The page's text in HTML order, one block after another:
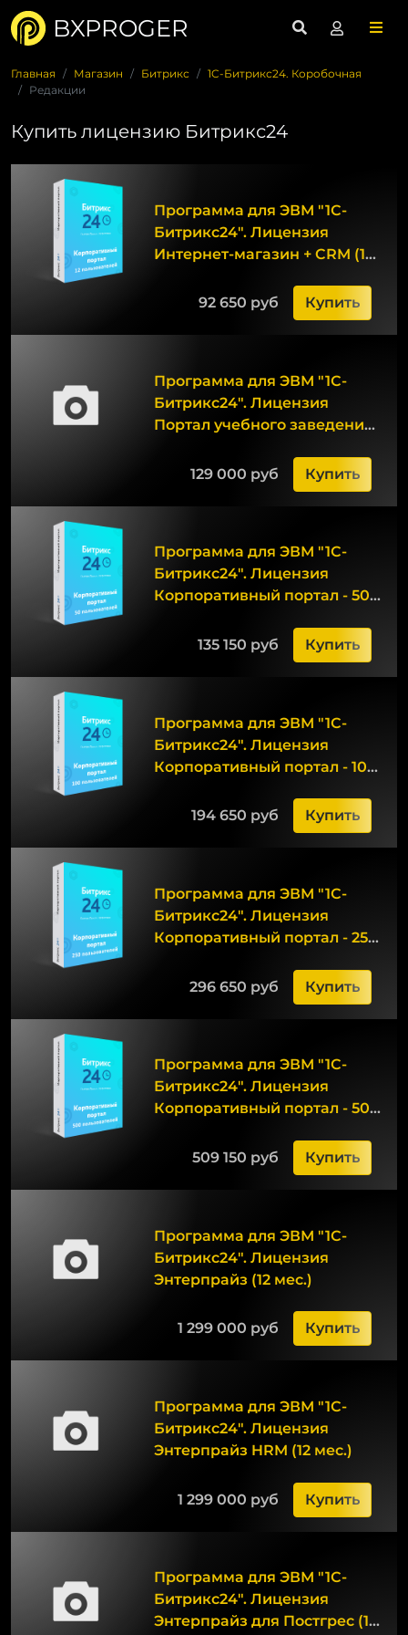
BXPROGER
Главная Магазин Битрикс
1C-Битрикс24. Коробочная
Редакции
Купить лицензию Битрикс24
Программа для ЭВМ "1С-
Битрикс24". Лицензия
Интернет-магазин + CRM (12
92 650 руб
Купить
Программа для ЭВМ "1С-
Битрикс24". Лицензия
Портал учебного заведения
129 000 руб
Купить
Программа для ЭВМ "1С-
Битрикс24". Лицензия
Корпоративный портал - 50
135 150 руб
Купить
Программа для ЭВМ "1С-
Битрикс24". Лицензия
Корпоративный портал - 100
194 650 руб
Купить
Программа для ЭВМ "1С-
Битрикс24". Лицензия
Корпоративный портал - 250
296 650 руб
Купить
Программа для ЭВМ "1С-
Битрикс24". Лицензия
Корпоративный портал - 500
509 150 руб
Купить
Программа для ЭВМ "1С-
Битрикс24". Лицензия
Энтерпрайз (12 мес.)
1 299 000 руб Купить
Программа для ЭВМ "1С-
Битрикс24". Лицензия
Энтерпрайз HRM (12 мес.)
1 299 000 руб Купить
Программа для ЭВМ "1С-
Битрикс24". Лицензия
Энтерпрайз для Постгрес (12